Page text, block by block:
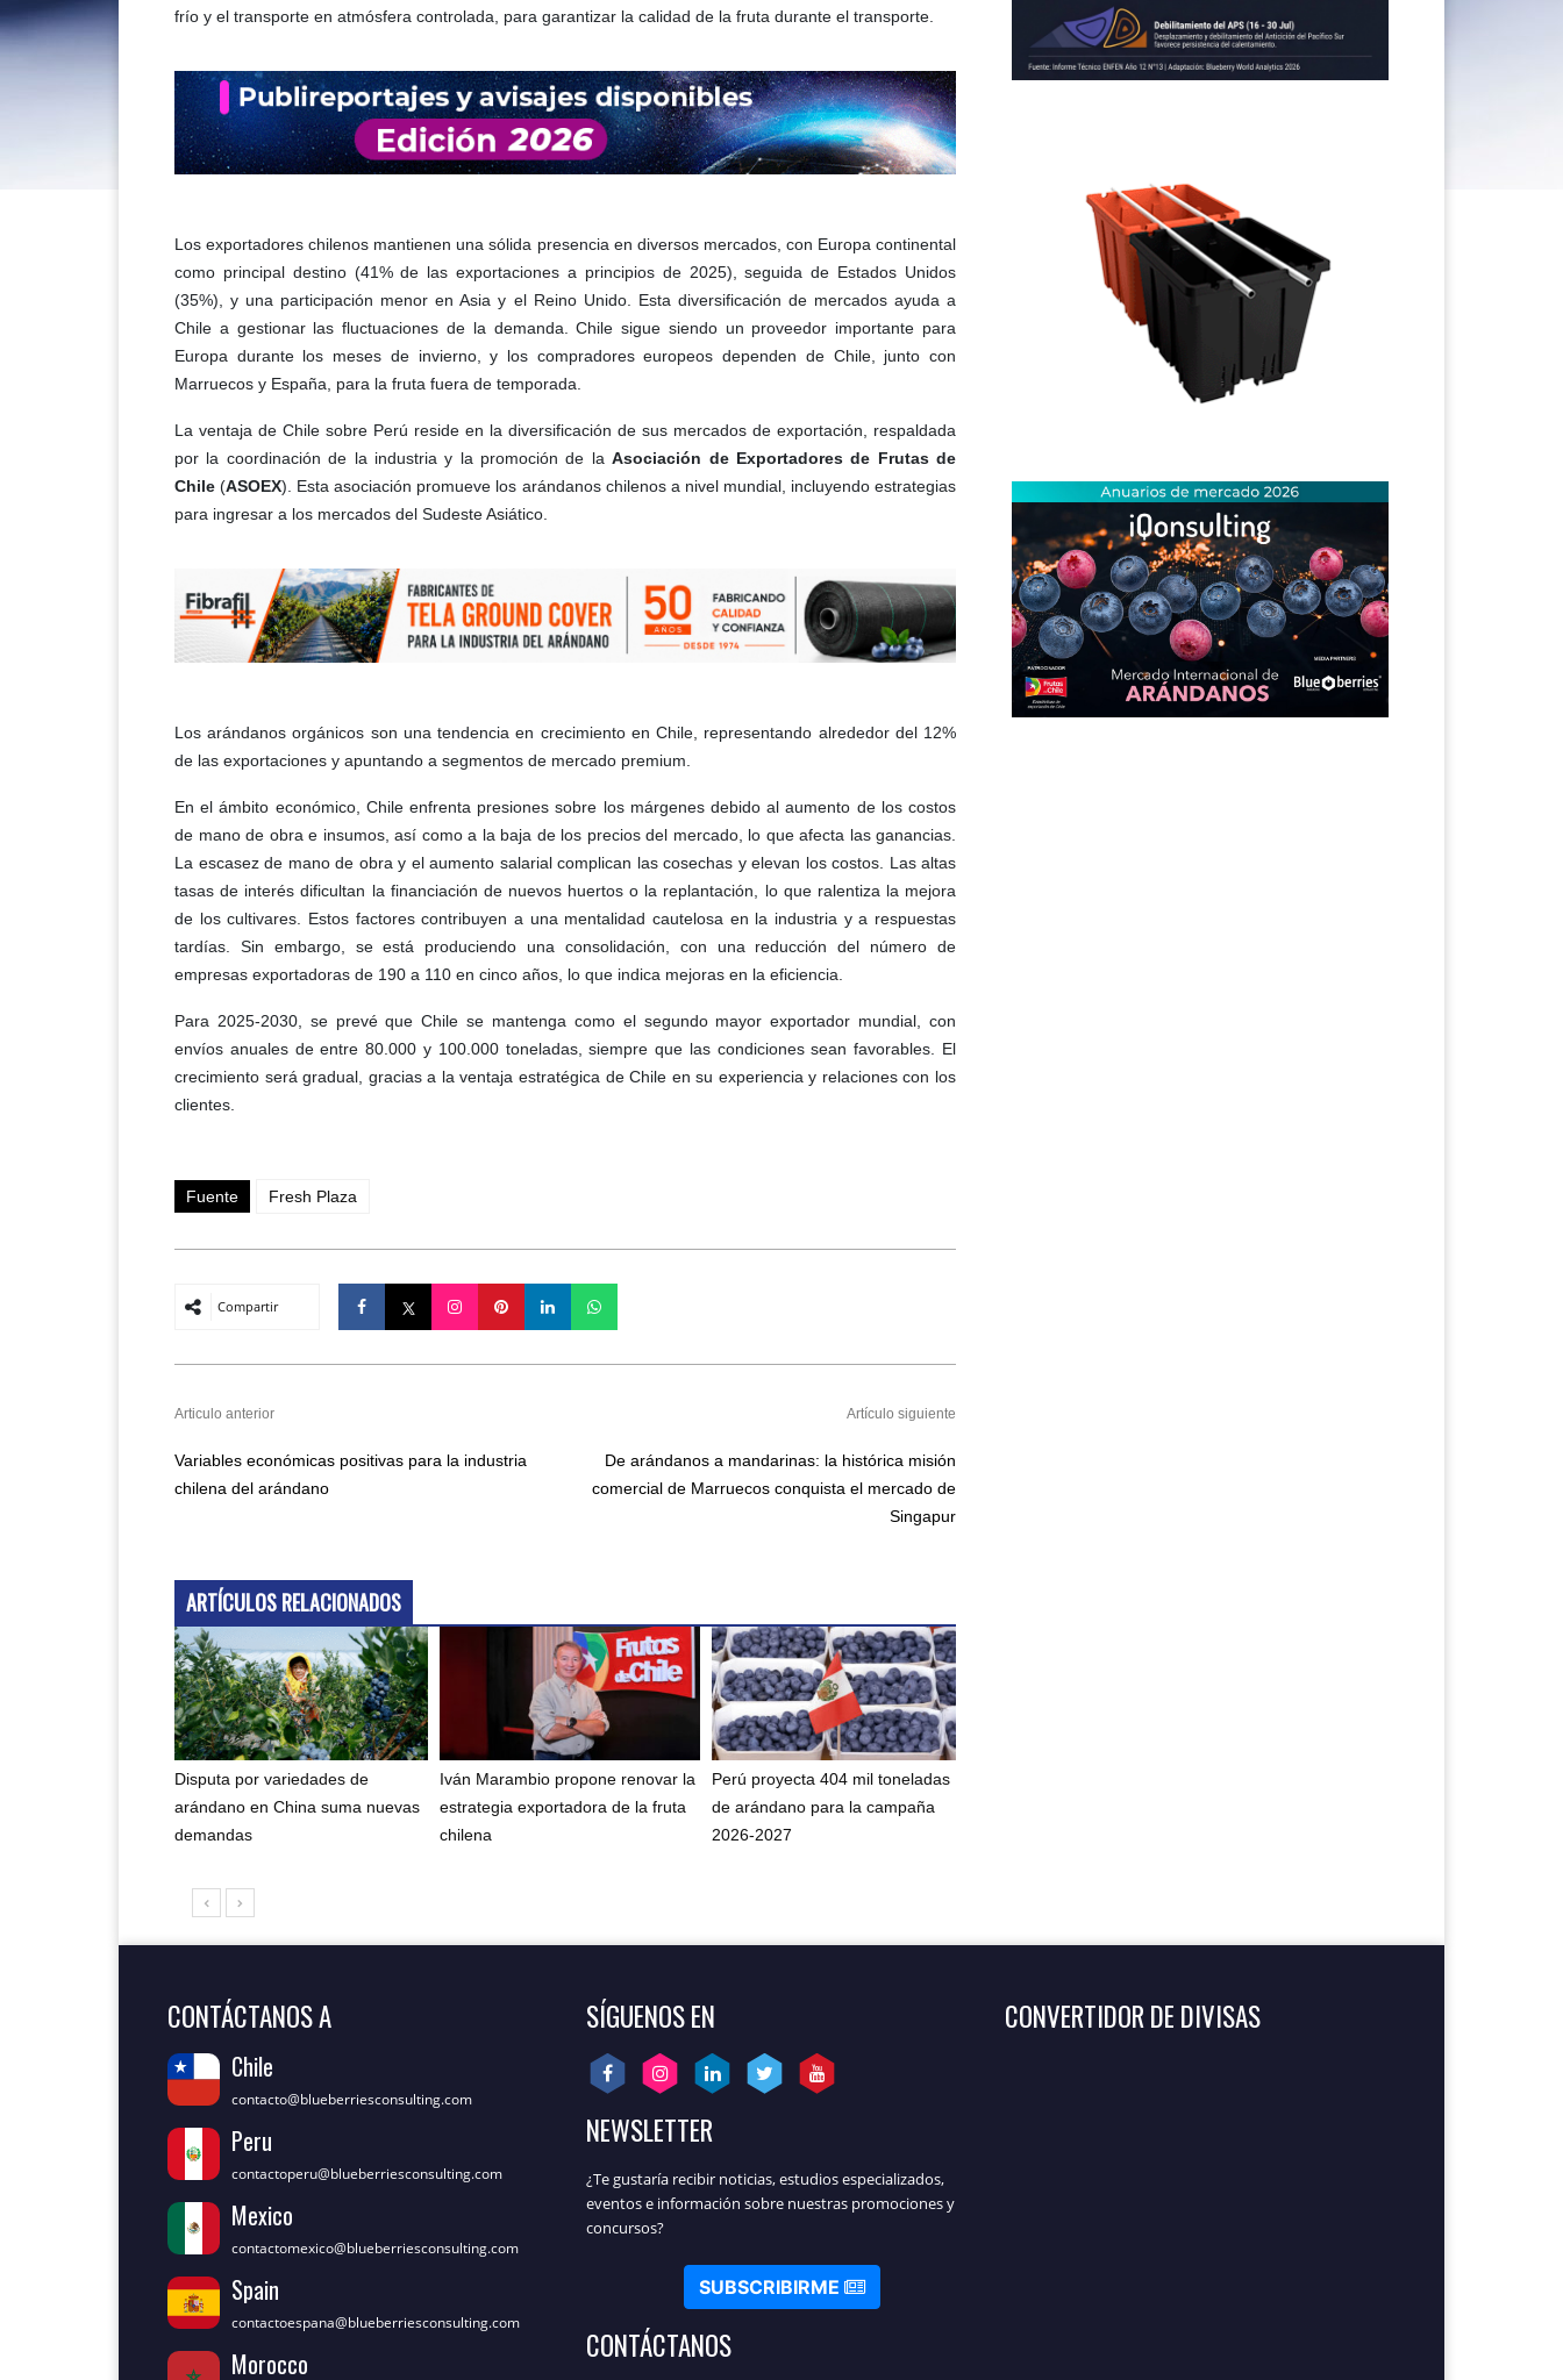
frío y el transporte en atmósfera controlada, para garantizar la calidad de la fruta durante el transporte.
Los exportadores chilenos mantienen una sólida presencia en diversos mercados, con Europa continental
como principal destino (41% de las exportaciones a principios de 2025), seguida de Estados Unidos
(35%), y una participación menor en Asia y el Reino Unido. Esta diversificación de mercados ayuda a
Chile a gestionar las fluctuaciones de la demanda. Chile sigue siendo un proveedor importante para
Europa durante los meses de invierno, y los compradores europeos dependen de Chile, junto con
Marruecos y España, para la fruta fuera de temporada.
La ventaja de Chile sobre Perú reside en la diversificación de sus mercados de exportación, respaldada
por la coordinación de la industria y la promoción de laAsociación de Exportadores de Frutas de
Chile (ASOEX). Esta asociación promueve los arándanos chilenos a nivel mundial, incluyendo estrategias
para ingresar a los mercados del Sudeste Asiático.
Los arándanos orgánicos son una tendencia en crecimiento en Chile, representando alrededor del 12%
de las exportaciones y apuntando a segmentos de mercado premium.
En el ámbito económico, Chile enfrenta presiones sobre los márgenes debido al aumento de los costos
de mano de obra e insumos, así como a la baja de los precios del mercado, lo que afecta las ganancias.
La escasez de mano de obra y el aumento salarial complican las cosechas y elevan los costos. Las altas
tasas de interés dificultan la financiación de nuevos huertos o la replantación, lo que ralentiza la mejora
de los cultivares. Estos factores contribuyen a una mentalidad cautelosa en la industria y a respuestas
tardías. Sin embargo, se está produciendo una consolidación, con una reducción del número de
empresas exportadoras de 190 a 110 en cinco años, lo que indica mejoras en la eficiencia.
Para 2025-2030, se prevé que Chile se mantenga como el segundo mayor exportador mundial, con
envíos anuales de entre 80.000 y 100.000 toneladas, siempre que las condiciones sean favorables. El
crecimiento será gradual, gracias a la ventaja estratégica de Chile en su experiencia y relaciones con los
clientes.
Fuente Fresh Plaza
Compartir
Articulo anterior
Variables económicas positivas para la industria
chilena del arándano
Artículo siguiente
De arándanos a mandarinas: la histórica misión
comercial de Marruecos conquista el mercado de
Singapur
ARTÍCULOS RELACIONADOS
Disputa por variedades de
arándano en China suma nuevas
demandas
Iván Marambio propone renovar la
estrategia exportadora de la fruta
chilena
Perú proyecta 404 mil toneladas
de arándano para la campaña
2026-2027
CONTÁCTANOS A
Chile
contacto@blueberriesconsulting.com
Peru
contactoperu@blueberriesconsulting.com
Mexico
contactomexico@blueberriesconsulting.com
Spain
contactoespana@blueberriesconsulting.com
Morocco
SÍGUENOS EN
NEWSLETTER
¿Te gustaría recibir noticias, estudios especializados,
eventos e información sobre nuestras promociones y
concursos?
SUBSCRIBIRME
CONTÁCTANOS
CONVERTIDOR DE DIVISAS